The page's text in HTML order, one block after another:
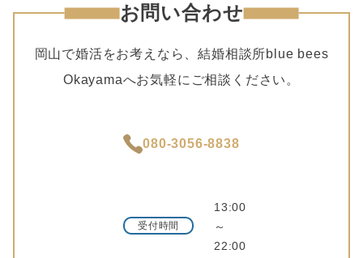
お問い合わせ
岡山で婚活をお考えなら、結婚相談所blue bees
Okayamaへお気軽にご相談ください。
080-3056-8838
受付時間
13:00
～
22:00